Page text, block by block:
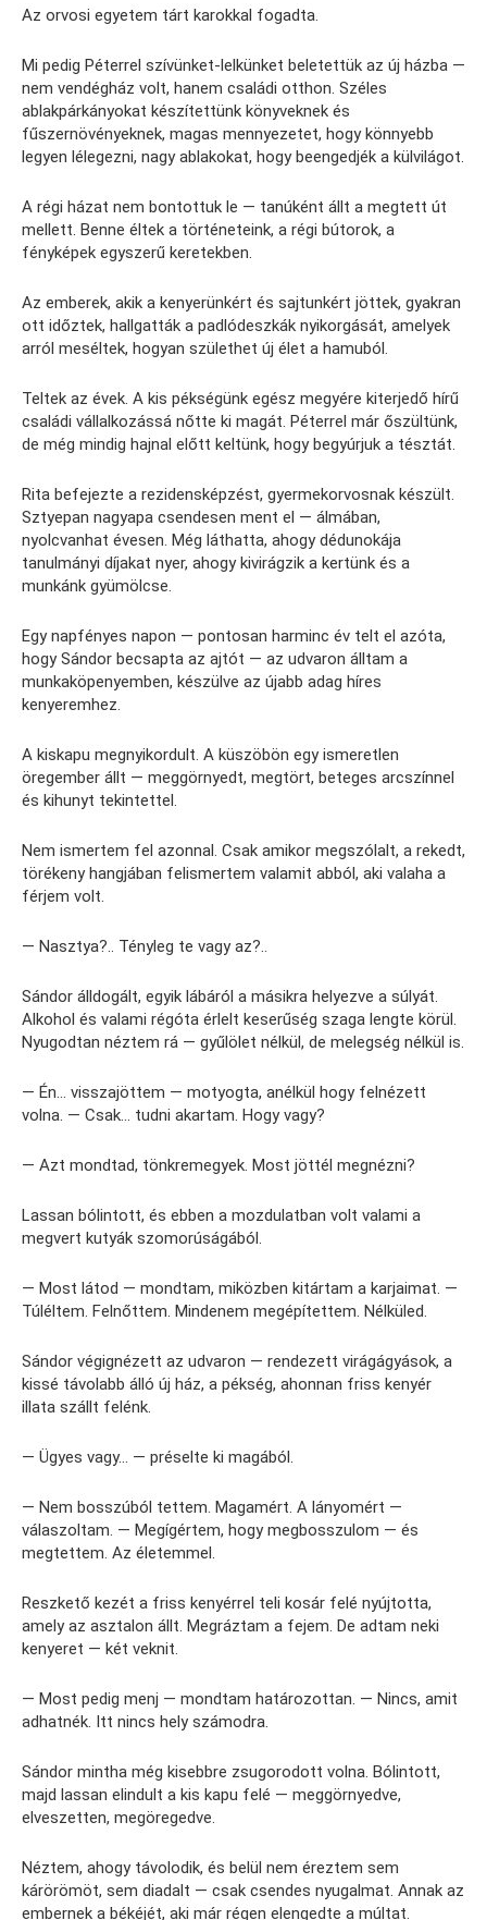
Az orvosi egyetem tárt karokkal fogadta.
Mi pedig Péterrel szívünket-lelkünket beletettük az új házba —
nem vendégház volt, hanem családi otthon. Széles
ablakpárkányokat készítettünk könyveknek és
fűszernövényeknek, magas mennyezetet, hogy könnyebb
legyen lélegezni, nagy ablakokat, hogy beengedjék a külvilágot.
A régi házat nem bontottuk le — tanúként állt a megtett út
mellett. Benne éltek a történeteink, a régi bútorok, a
fényképek egyszerű keretekben.
Az emberek, akik a kenyerünkért és sajtunkért jöttek, gyakran
ott időztek, hallgatták a padlódeszkák nyikorgását, amelyek
arról meséltek, hogyan születhet új élet a hamuból.
Teltek az évek. A kis pékségünk egész megyére kiterjedő hírű
családi vállalkozássá nőtte ki magát. Péterrel már őszültünk,
de még mindig hajnal előtt keltünk, hogy begyúrjuk a tésztát.
Rita befejezte a rezidensképzést, gyermekorvosnak készült.
Sztyepan nagyapa csendesen ment el — álmában,
nyolcvanhat évesen. Még láthatta, ahogy dédunokája
tanulmányi díjakat nyer, ahogy kivirágzik a kertünk és a
munkánk gyümölcse.
Egy napfényes napon — pontosan harminc év telt el azóta,
hogy Sándor becsapta az ajtót — az udvaron álltam a
munkaköpenyemben, készülve az újabb adag híres
kenyeremhez.
A kiskapu megnyikordult. A küszöbön egy ismeretlen
öregember állt — meggörnyedt, megtört, beteges arcszínnel
és kihunyt tekintettel.
Nem ismertem fel azonnal. Csak amikor megszólalt, a rekedt,
törékeny hangjában felismertem valamit abból, aki valaha a
férjem volt.
— Nasztya?.. Tényleg te vagy az?..
Sándor álldogált, egyik lábáról a másikra helyezve a súlyát.
Alkohol és valami régóta érlelt keserűség szaga lengte körül.
Nyugodtan néztem rá — gyűlölet nélkül, de melegség nélkül is.
— Én… visszajöttem — motyogta, anélkül hogy felnézett
volna. — Csak… tudni akartam. Hogy vagy?
— Azt mondtad, tönkremegyek. Most jöttél megnézni?
Lassan bólintott, és ebben a mozdulatban volt valami a
megvert kutyák szomorúságából.
— Most látod — mondtam, miközben kitártam a karjaimat. —
Túléltem. Felnőttem. Mindenem megépítettem. Nélküled.
Sándor végignézett az udvaron — rendezett virágágyások, a
kissé távolabb álló új ház, a pékség, ahonnan friss kenyér
illata szállt felénk.
— Ügyes vagy… — préselte ki magából.
— Nem bosszúból tettem. Magamért. A lányomért —
válaszoltam. — Megígértem, hogy megbosszulom — és
megtettem. Az életemmel.
Reszkető kezét a friss kenyérrel teli kosár felé nyújtotta,
amely az asztalon állt. Megráztam a fejem. De adtam neki
kenyeret — két veknit.
— Most pedig menj — mondtam határozottan. — Nincs, amit
adhatnék. Itt nincs hely számodra.
Sándor mintha még kisebbre zsugorodott volna. Bólintott,
majd lassan elindult a kis kapu felé — meggörnyedve,
elveszetten, megöregedve.
Néztem, ahogy távolodik, és belül nem éreztem sem
kárörömöt, sem diadalt — csak csendes nyugalmat. Annak az
embernek a békéjét, aki már régen elengedte a múltat.